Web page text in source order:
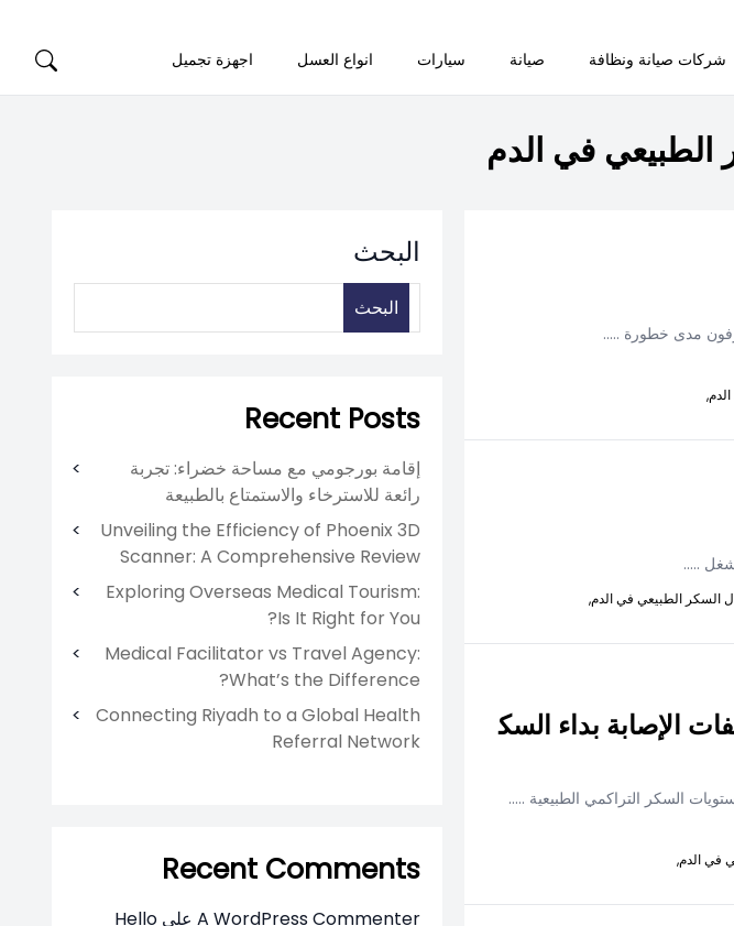
شركات صيانة ونظافة صيانة سيارات انواع العسل اجهزة تجميل
في الدم
مدى خطورة .....
.....
السكر الطبيعي في الدم,
الإصابة بداء السك
السكر التراكمي الطبيعية .....
في الدم,
البحث
البحث
Recent Posts
إقامة بورجومي مع مساحة خضراء: تجربة
رائعة للاسترخاء والاستمتاع بالطبيعة
Unveiling the Efficiency of Phoenix 3D
Scanner: A Comprehensive Review
Exploring Overseas Medical Tourism:
Is It Right for You?
Medical Facilitator vs Travel Agency:
What’s the Difference?
Connecting Riyadh to a Global Health
Referral Network
Recent Comments
A WordPress Commenter على Hello